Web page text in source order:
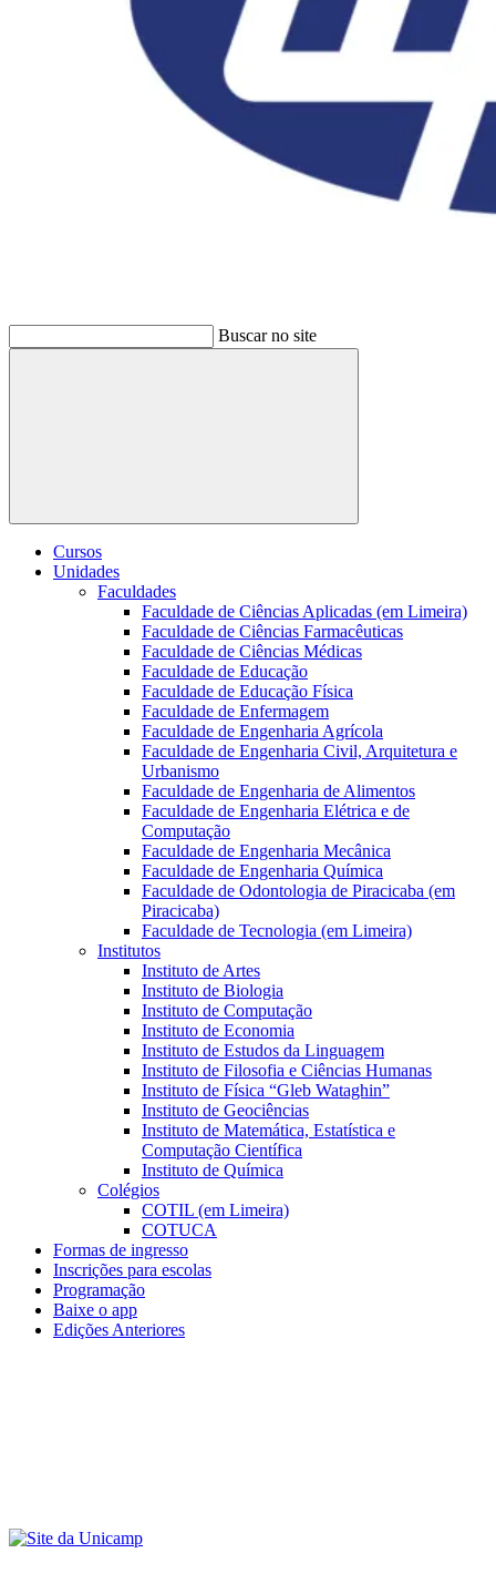
Buscar no site
Buscar
Cursos
Unidades
Faculdades
Faculdade de Ciências Aplicadas (em Limeira)
Faculdade de Ciências Farmacêuticas
Faculdade de Ciências Médicas
Faculdade de Educação
Faculdade de Educação Física
Faculdade de Enfermagem
Faculdade de Engenharia Agrícola
Faculdade de Engenharia Civil, Arquitetura e
Urbanismo
Faculdade de Engenharia de Alimentos
Faculdade de Engenharia Elétrica e de
Computação
Faculdade de Engenharia Mecânica
Faculdade de Engenharia Química
Faculdade de Odontologia de Piracicaba (em
Piracicaba)
Faculdade de Tecnologia (em Limeira)
Institutos
Instituto de Artes
Instituto de Biologia
Instituto de Computação
Instituto de Economia
Instituto de Estudos da Linguagem
Instituto de Filosofia e Ciências Humanas
Instituto de Física “Gleb Wataghin”
Instituto de Geociências
Instituto de Matemática, Estatística e
Computação Científica
Instituto de Química
Colégios
COTIL (em Limeira)
COTUCA
Formas de ingresso
Inscrições para escolas
Programação
Baixe o app
Edições Anteriores